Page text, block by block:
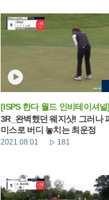
[ISPS 한다 월드 인비테이셔
3R_완벽했던 웨지샷! 그러나
미스로 버디 놓치는 최운정
2021.08.01 181